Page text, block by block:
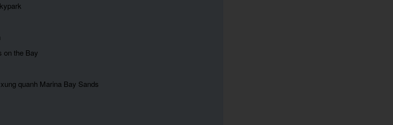
on the Bay
quanh Marina Bay Sands